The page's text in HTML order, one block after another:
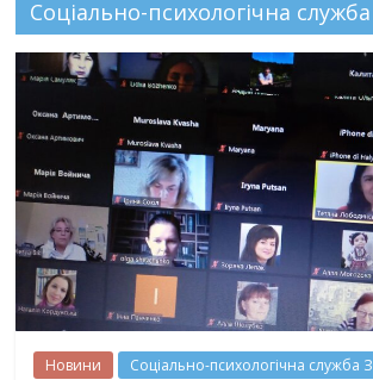
Соціально-психологічна
Новини Соціально-психологічна служба